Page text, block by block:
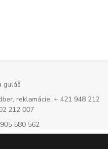
guláš
reklamácie: + 421 948 212
212 007
580 562